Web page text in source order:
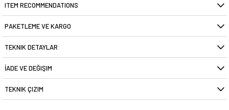
ITEM RECOMMENDATIONS
PAKETLEME VE KARGO
TEKNIK DETAYLAR
İADE VE DEĞIŞIM
TEKNIK ÇIZIM